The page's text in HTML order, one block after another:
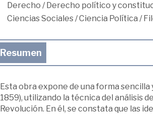
Derecho /Derecho político y
Ciencias Sociales/Ciencia Política /
Resumen
Esta obra expone de una forma
1859), utilizando la técnica del análisis
Revolución. En él, se constata que las